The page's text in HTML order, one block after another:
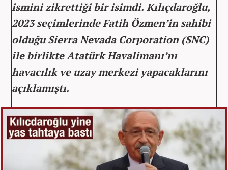
ismini zikrettiği bir isimdi. Kılıçdaroğlu,
2023 seçimlerinde Fatih Özmen’in sahibi
olduğu Sierra Nevada Corporation (SNC)
ile birlikte Atatürk Havalimanı’nı
havacılık ve uzay merkezi yapacaklarını
açıklamıştı.